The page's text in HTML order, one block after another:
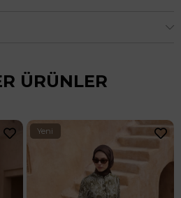
ÜRÜNLER
24 Saatte Kargo
Ürün
%75 ₺3.999,99